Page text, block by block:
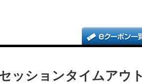
ッションタイムアウ